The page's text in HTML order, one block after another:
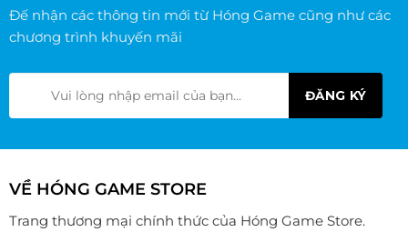
Đế nhận các thông tin mới từ Hóng Game cũng như các
chương trình khuyến mãi
VỀ HÓNG GAME STORE
Trang thương mại chính thức của Hóng Game Store.